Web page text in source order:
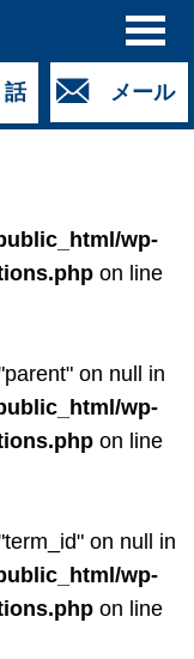
メール
wp-
on line
on null in
wp-
on line
on null in
wp-
on line